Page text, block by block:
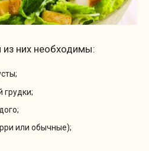
них необходимы:
грудки;
или обычные);